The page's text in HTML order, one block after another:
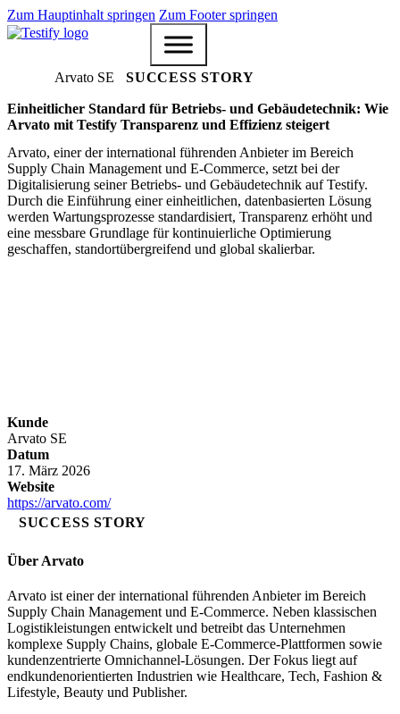
Zum Hauptinhalt springen Zum Footer springen
Arvato SE SUCCESS STORY
Einheitlicher Standard für Betriebs- und Gebäudetechnik: Wie
Arvato mit Testify Transparenz und Effizienz steigert
Arvato, einer der international führenden Anbieter im Bereich
Supply Chain Management und E-Commerce, setzt bei der
Digitalisierung seiner Betriebs- und Gebäudetechnik auf Testify.
Durch die Einführung einer einheitlichen, datenbasierten Lösung
werden Wartungsprozesse standardisiert, Transparenz erhöht und
eine messbare Grundlage für kontinuierliche Optimierung
geschaffen, standortübergreifend und global skalierbar.
Kunde
Arvato SE
Datum
17. März 2026
Website
https://arvato.com/
SUCCESS STORY
Über Arvato
Arvato ist einer der international führenden Anbieter im Bereich
Supply Chain Management und E-Commerce. Neben klassischen
Logistikleistungen entwickelt und betreibt das Unternehmen
komplexe Supply Chains, globale E-Commerce-Plattformen sowie
kundenzentrierte Omnichannel-Lösungen. Der Fokus liegt auf
endkundenorientierten Industrien wie Healthcare, Tech, Fashion &
Lifestyle, Beauty und Publisher.